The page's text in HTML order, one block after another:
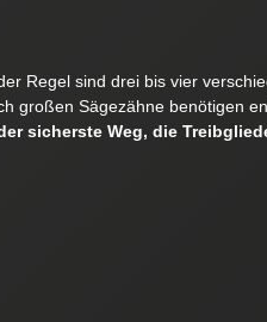
Regel sind drei bis vier
großen Sägezähne benötigen
sicherste Weg, die